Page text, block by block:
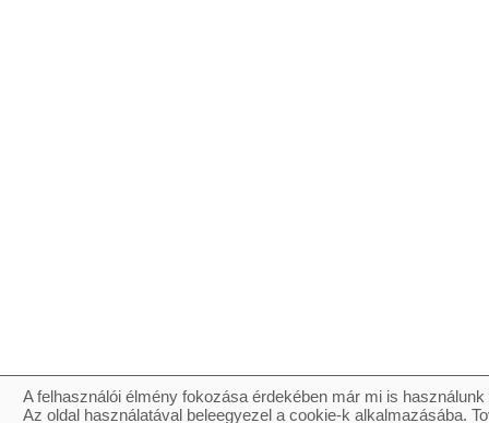
A felhasználói élmény fokozása érdekében már mi is
Az oldal használatával beleegyezel a cookie-k alkalmazásába.